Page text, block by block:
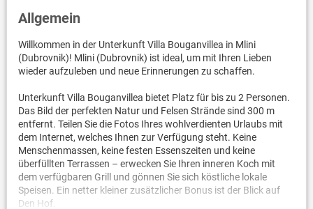
Allgemein
Willkommen in der Unterkunft Villa Bouganvillea in Mlini
(Dubrovnik)! Mlini (Dubrovnik) ist ideal, um mit Ihren Lieben
wieder aufzuleben und neue Erinnerungen zu schaffen.
Unterkunft Villa Bouganvillea bietet Platz für bis zu 2 Personen.
Das Bild der perfekten Natur und Felsen Strände sind 300 m
entfernt. Teilen Sie die Fotos Ihres wohlverdienten Urlaubs mit
dem Internet, welches Ihnen zur Verfügung steht. Keine
Menschenmassen, keine festen Essenszeiten und keine
überfüllten Terrassen – erwecken Sie Ihren inneren Koch mit
dem verfügbaren Grill und gönnen Sie sich köstliche lokale
Speisen. Ein netter kleiner zusätzlicher Bonus ist der Blick auf
Den Hof.